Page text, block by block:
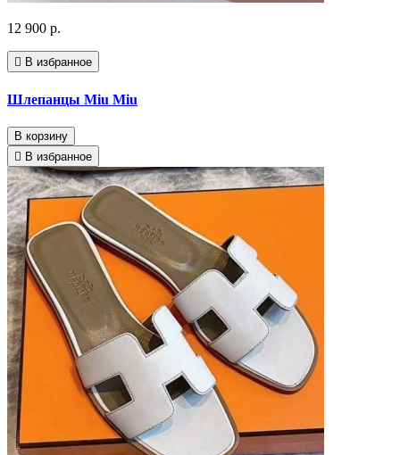
12 900 р.
В избранное
Шлепанцы Miu Miu
В корзину
В избранное